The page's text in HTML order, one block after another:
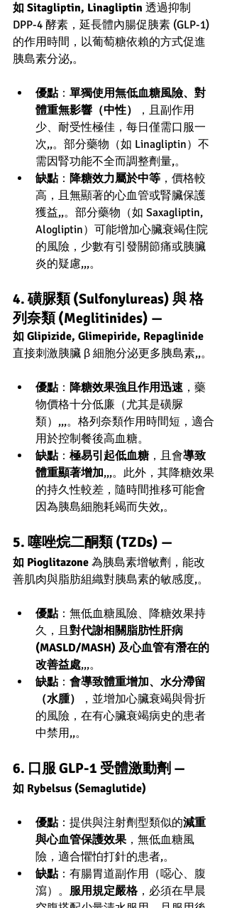
如 Sitagliptin, Linagliptin 透過抑制
DPP-4 酵素，延長體內腸促胰素 (GLP-1)
的作用時間，以葡萄糖依賴的方式促進
胰島素分泌,。
優點： 單獨使用無低血糖風險、對
體重無影響（中性）
，且副作用
少、耐受性極佳，每日僅需口服一
次,,。部分藥物（如 Linagliptin）不
需因腎功能不全而調整劑量,。
缺點： 降糖效力屬於中等 ，價格較
高，且無顯著的心血管或腎臟保護
獲益,,。部分藥物（如 Saxagliptin,
Alogliptin）可能增加心臟衰竭住院
的風險，少數有引發關節痛或胰臟
炎的疑慮,,,。
4. 磺脲類 (Sulfonylureas) 與 格
列奈類 (Meglitinides) —
如 Glipizide, Glimepiride, Repaglinide
直接刺激胰臟 β 細胞分泌更多胰島素,,。
優點： 降糖效果強且作用迅速 ，藥
物價格十分低廉（尤其是磺脲
類）,,,。格列奈類作用時間短，適合
用於控制餐後高血糖。
缺點： 極易引起低血糖 ，且會導致
體重顯著增加,,,。此外，其降糖效果
的持久性較差，隨時間推移可能會
因為胰島細胞耗竭而失效,。
5. 噻唑烷二酮類 (TZDs) —
如 Pioglitazone 為胰島素增敏劑，能改
善肌肉與脂肪組織對胰島素的敏感度,。
優點：無低血糖風險、降糖效果持
久，且對代謝相關脂肪性肝病
(MASLD/MASH) 及心血管有潛在的
改善益處,,,。
缺點： 會導致體重增加、水分滯留
（水腫）
，並增加心臟衰竭與骨折
的風險，在有心臟衰竭病史的患者
中禁用,,。
6. 口服 GLP-1 受體激動劑 —
如 Rybelsus (Semaglutide)
優點：提供與注射劑型類似的減重
與心血管保護效果，無低血糖風
險，適合懼怕打針的患者,。
缺點：有腸胃道副作用（噁心、腹
瀉）。 服用規定嚴格，必須在早晨